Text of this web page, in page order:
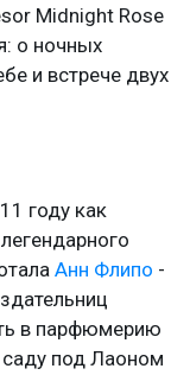
Midnight Rose
о ночных
и встрече двух
году как
Анн Флипо -
в парфюмерию
под Лаоном